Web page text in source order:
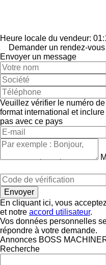
Heure locale du vendeur:
Demander un rendez-vous
Envoyer un message
Veuillez vérifier le numéro
format international et
pas avec ce pays
En cliquant ici, vous
et notre accord utilisateur.
Vos données personnelles
répondre à votre demande.
Annonces BOSS
Recherche